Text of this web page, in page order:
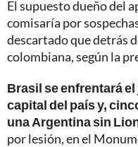
El supuesto dueño del
comisaría por
descartado que detrás
colombiana, según la
Brasil se enfrentará
capital del país y,
una Argentina sin
por lesión, en el